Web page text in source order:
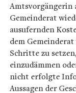
Amtsvorgängerin
Gemeinderat
ausufernden
dem
Schritte zu
einzudämmen
nicht erfolgte
Aussagen der